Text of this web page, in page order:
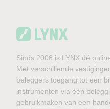
Sinds 2006 is LYNX dé
Met verschillende
beleggers toegang tot een
instrumenten via één
gebruikmaken van een